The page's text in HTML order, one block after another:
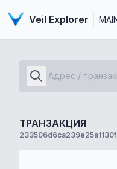
Veil Explorer
ТРАНЗАКЦИЯ